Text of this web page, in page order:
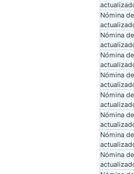
Nómina
Nómina
Nómina
Nómina
Nómina
Nómina
Nómina
Nómina